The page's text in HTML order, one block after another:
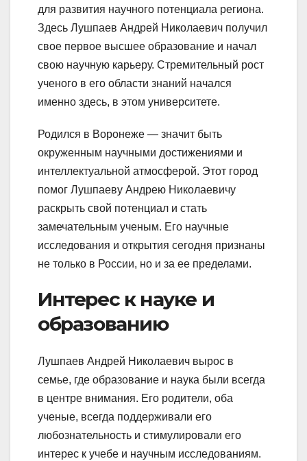
для развития научного потенциала региона.
Здесь Лушпаев Андрей Николаевич получил
свое первое высшее образование и начал
свою научную карьеру. Стремительный рост
ученого в его области знаний начался
именно здесь, в этом университете.
Родился в Воронеже — значит быть
окруженным научными достижениями и
интеллектуальной атмосферой. Этот город
помог Лушпаеву Андрею Николаевичу
раскрыть свой потенциал и стать
замечательным ученым. Его научные
исследования и открытия сегодня признаны
не только в России, но и за ее пределами.
Интерес к науке и
образованию
Лушпаев Андрей Николаевич вырос в
семье, где образование и наука были всегда
в центре внимания. Его родители, оба
ученые, всегда поддерживали его
любознательность и стимулировали его
интерес к учебе и научным исследованиям.